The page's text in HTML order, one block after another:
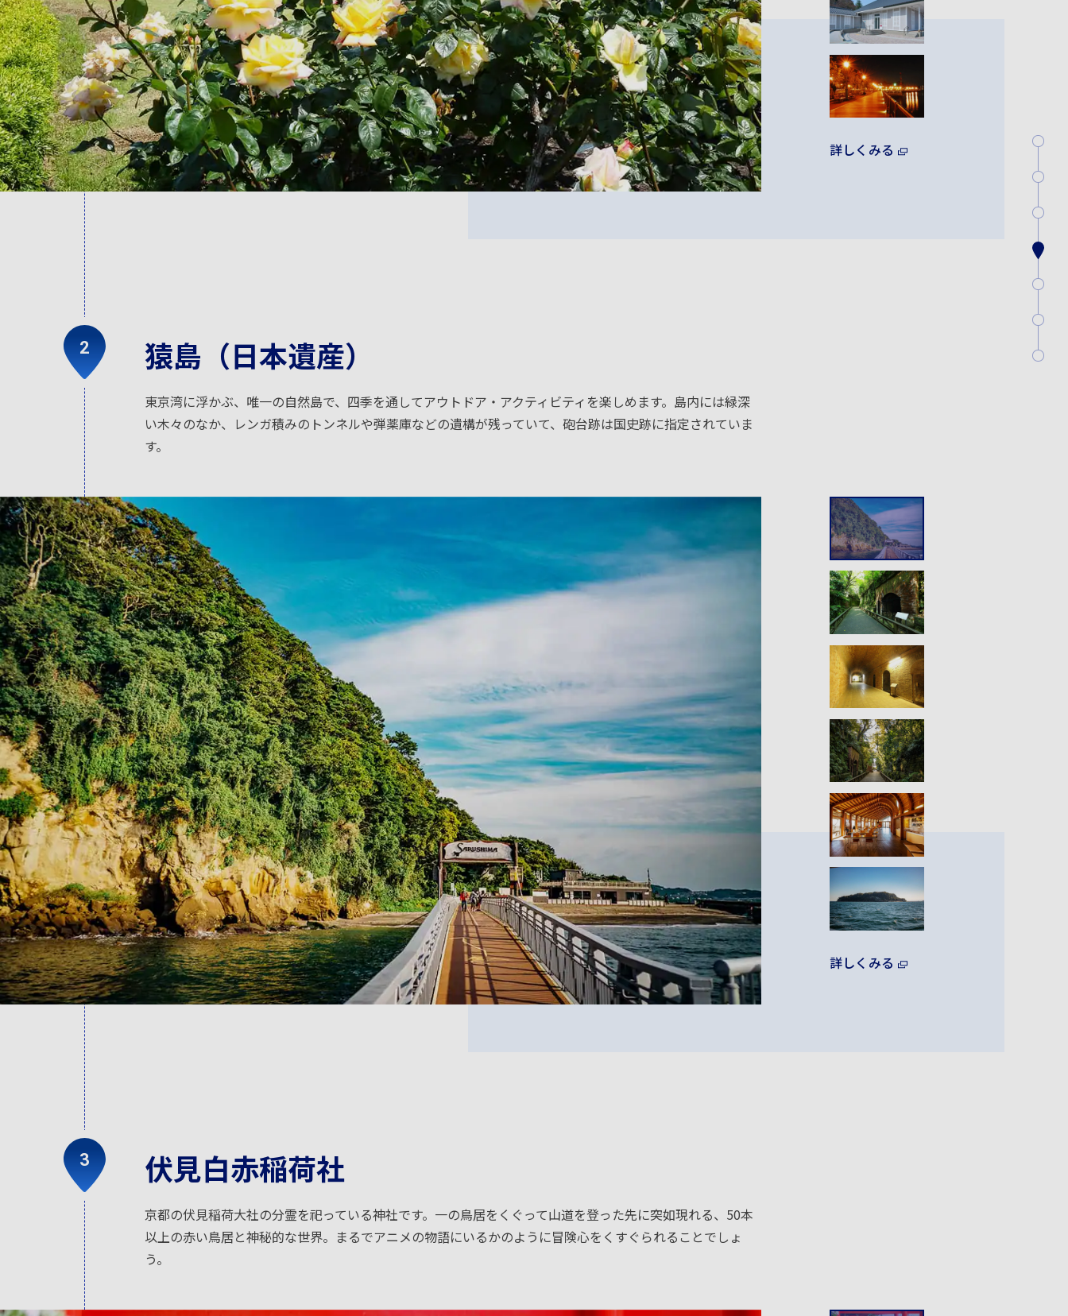
詳しくみる
猿島（日本遺産）
東京湾に浮かぶ、唯一の自然島で、四季を通してアウトドア・アクティビティを楽しめます。島内には緑深
い木々のなか、レンガ積みのトンネルや弾薬庫などの遺構が残っていて、砲台跡は国史跡に指定されていま
す。
詳しくみる
伏見白赤稲荷社
京都の伏見稲荷大社の分霊を祀っている神社です。一の鳥居をくぐって山道を登った先に突如現れる、50本
以上の赤い鳥居と神秘的な世界。まるでアニメの物語にいるかのように冒険心をくすぐられることでしょ
う。